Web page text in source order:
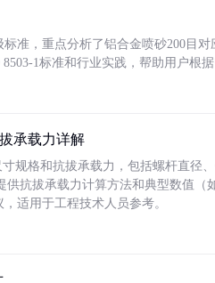
准，重点分析了铝合金喷砂200目
1标准和行业实践，帮助用户根
承载力详解
规格和抗拔承载力，包括螺杆直径
供抗拔承载力计算方法和典型数值
适用于工程技术人员参考。